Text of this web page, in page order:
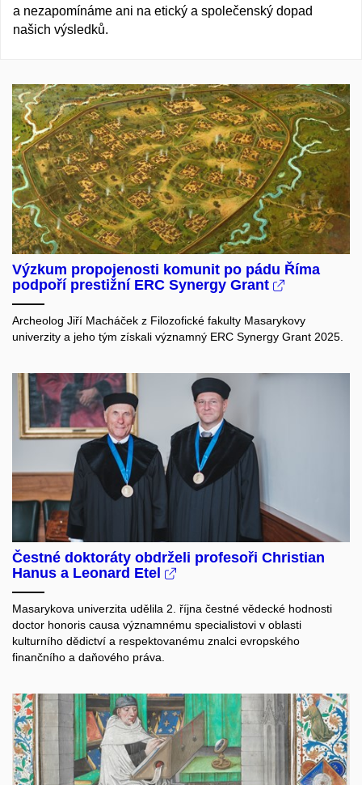
a nezapomínáme ani na etický a společenský dopad
našich výsledků.
Výzkum propojenosti komunit po pádu Říma
podpoří prestižní ERC Synergy Grant
Archeolog Jiří Macháček z Filozofické fakulty Masarykovy
univerzity a jeho tým získali významný ERC Synergy Grant 2025.
Čestné doktoráty obdrželi profesoři Christian
Hanus a Leonard Etel
Masarykova univerzita udělila 2. října čestné vědecké hodnosti
doctor honoris causa významnému specialistovi v oblasti
kulturního dědictví a respektovanému znalci evropského
finančního a daňového práva.